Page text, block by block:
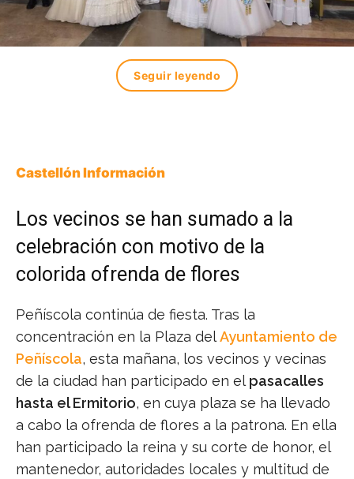
Seguir leyendo
Castellón Información
Los vecinos se han sumado a la
celebración con motivo de la
colorida ofrenda de flores
Peñíscola continúa de fiesta. Tras la
concentración en la Plaza delAyuntamiento de
Peñíscola, esta mañana, los vecinos y vecinas
de la ciudad han participado en el pasacalles
hasta el Ermitorio, en cuya plaza se ha llevado
a cabo la ofrenda de flores a la patrona. En ella
han participado la reina y su corte de honor, el
mantenedor, autoridades locales y multitud de